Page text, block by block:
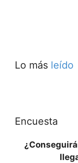
Lo más leído
Encuesta